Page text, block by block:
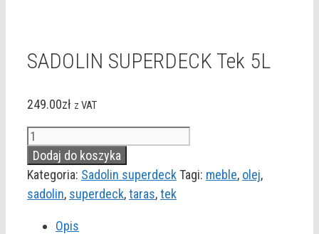
SADOLIN SUPERDECK Tek 5L
249.00zł z VAT
ilość
SADOLIN
SUPERDECK
Tek
Dodaj do koszyka
Kategoria: Sadolin superdeck Tagi: meble, olej,
sadolin, superdeck,taras,tek
Opis